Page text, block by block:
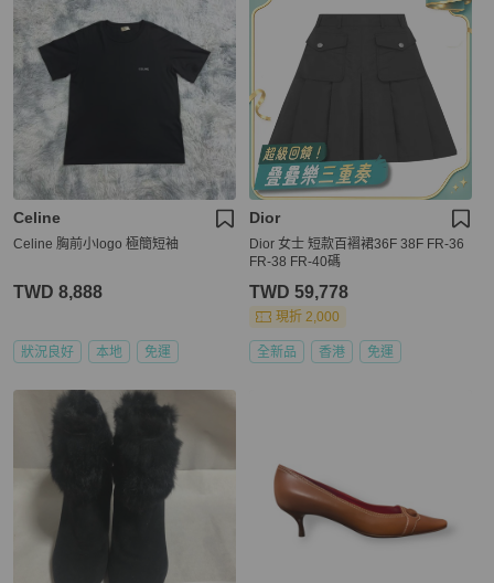
Celine
Celine 胸前小logo 極簡短袖
TWD 8,888
狀況良好 本地 免運
Dior
Dior 女士 短款百褶裙36F 38F FR-36
FR-38 FR-40碼
TWD 59,778
現折 2,000
全新品 香港 免運